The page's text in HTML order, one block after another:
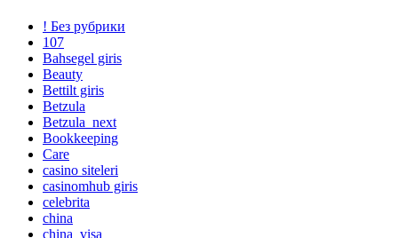
! Без рубрики
107
Bahsegel giris
Beauty
Bettilt giris
Betzula
Betzula_next
Bookkeeping
Care
casino siteleri
casinomhub giris
celebrita
china
china_visa